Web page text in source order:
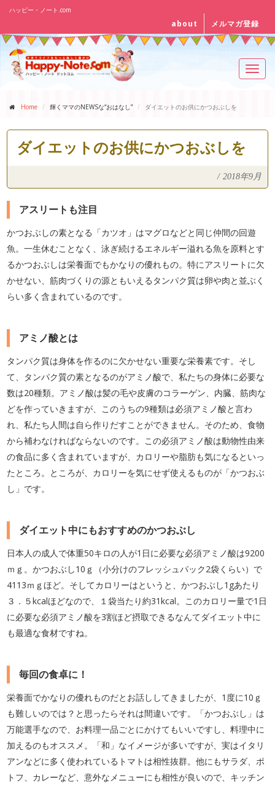
ハッピー・ノート.com
about メルマガ登録
Home 輝くママのNEWSな“おはなし” ダイエットのお供にかつおぶしを
ダイエットのお供にかつおぶしを
/ 2018年9月
アスリートも注目
かつおぶしの素となる「カツオ」はマグロなどと同じ仲間の回遊
魚。一生休むことなく、泳ぎ続けるエネルギー溢れる魚を原料とす
るかつおぶしは栄養面でもかなりの優れもの。特にアスリートに欠
かせない、筋肉づくりの源ともいえるタンパク質は卵や肉と並ぶく
らい多く含まれているのです。
アミノ酸とは
タンパク質は身体を作るのに欠かせない重要な栄養素です。そし
て、タンパク質の素となるのがアミノ酸で、私たちの身体に必要な
数は20種類。アミノ酸は髪の毛や皮膚のコラーゲン、内臓、筋肉な
どを作っていきますが、このうちの9種類は必須アミノ酸と言わ
れ、私たち人間は自ら作りだすことができません。そのため、食物
から補わなければならないのです。この必須アミノ酸は動物性由来
の食品に多く含まれていますが、カロリーや脂肪も気になるといっ
たところ。ところが、カロリーを気にせず使えるものが「かつおぶ
し」です。
ダイエット中にもおすすめのかつおぶし
日本人の成人で体重50キロの人が1日に必要な必須アミノ酸は9200
ｍｇ。かつおぶし10ｇ（小分けのフレッシュパック2袋くらい）で
4113ｍｇほど。そしてカロリーはというと、かつおぶし1gあたり
３．５kcalほどなので、１袋当たり約31kcal。このカロリー量で1日
に必要な必須アミノ酸を3割ほど摂取できるなんてダイエット中に
も最適な食材ですね。
毎回の食卓に！
栄養面でかなりの優れものだとお話ししてきましたが、1度に10ｇ
も難しいのでは？と思ったらそれは間違いです。「かつおぶし」は
万能選手なので、お料理一品ごとにかけてもいいですし、料理中に
加えるのもオススメ。「和」なイメージが多いですが、実はイタリ
アンなどに多く使われているトマトは相性抜群。他にもサラダ、ポ
トフ、カレーなど、意外なメニューにも相性が良いので、キッチン